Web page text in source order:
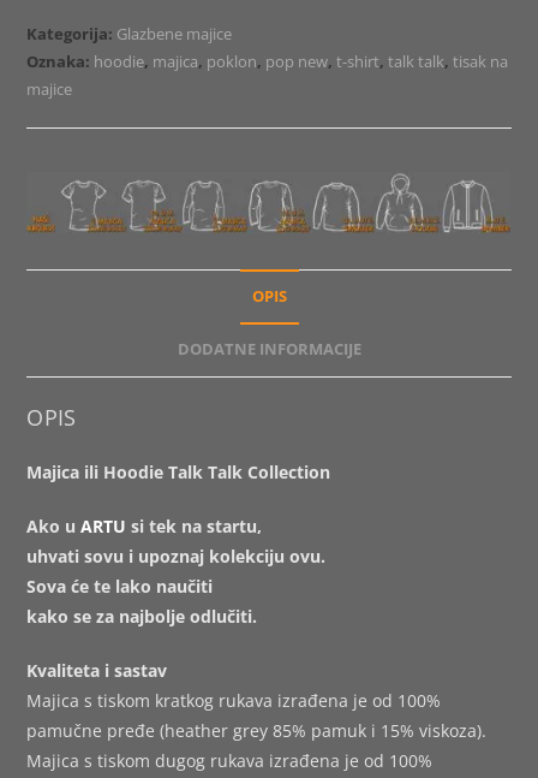
Talk
Collection
količina
Kategorija: Glazbene majice
Oznaka: hoodie, majica, poklon, pop new,t-shirt,talk talk,tisak na
majice
OPIS
DODATNE INFORMACIJE
OPIS
Majica ili Hoodie Talk Talk Collection
Ako uARTU si tek na startu,
uhvati sovu i upoznaj kolekciju ovu.
Sova će te lako naučiti
kako se za najbolje odlučiti.
Kvaliteta i sastav
Majica s tiskom kratkog rukava izrađena je od 100%
pamučne pređe (heather grey 85% pamuk i 15% viskoza).
Majica s tiskom dugog rukava izrađena je od 100%